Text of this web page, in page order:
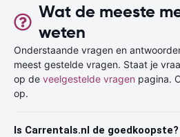
Wat de meeste
weten
Onderstaande vragen en
meest gestelde vragen. Staat je
op de veelgestelde vragen pagina.
op.
Is Carrentals.nl de goedkoopste?